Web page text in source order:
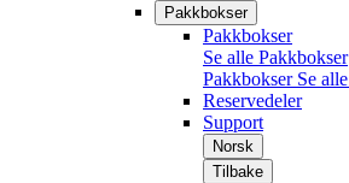
Pakkbokser
Pakkbokser
Se alle Pakkbokser
Pakkbokser Se alle
Reservedeler
Support
Norsk
Tilbake